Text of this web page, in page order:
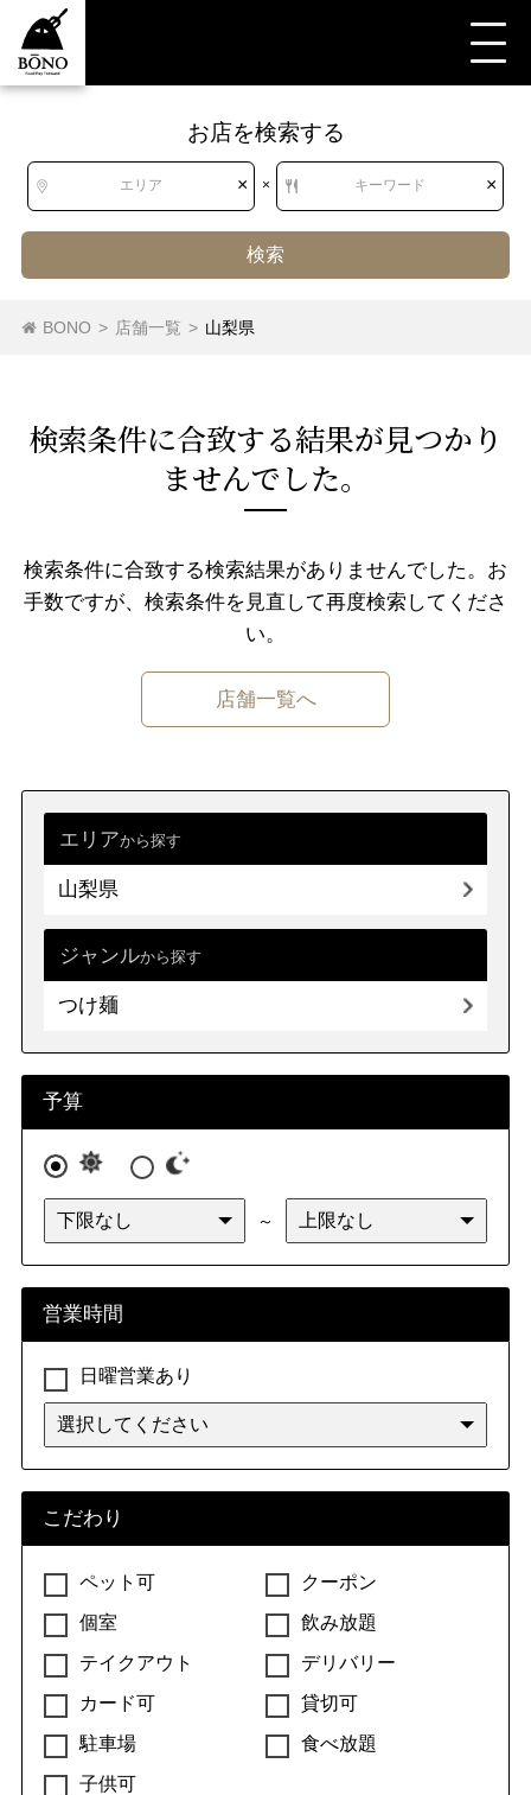
お店を検索する
エリア × × キーワード ×
検索
BONO > 店舗一覧 > 山梨県
エリアから探す
山梨県
すべて 山梨県
北海道 北海道
山形県 福島県
栃木県
山梨県 長野県 岐阜県
愛知県
兵庫県
中国 広島県
山口県
高知県
九州・沖縄 福岡県 佐賀県 長崎県 熊本県
大分県 宮崎県 鹿児島県
沖縄県
ジャンルから探す
つけ麺
すべて つけ麺 つけ麺
つけ麺
予算
～
営業時間
日曜営業あり
こだわり
ペット可
クーポン
個室
飲み放題
テイクアウト
デリバリー
カード可
貸切可
駐車場
食べ放題
子供可
検索条件に合致する結果が⾒つかり
ませんでした。
検索条件に合致する検索結果がありませんでした。 お
手数ですが、検索条件を⾒直して再度検索してくださ
い。
店舗一覧へ